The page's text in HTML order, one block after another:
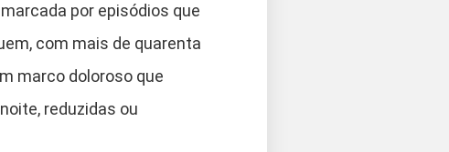
por episódios que
com mais de quarenta
marco doloroso que
reduzidas ou